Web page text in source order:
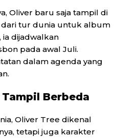
Oliver baru saja tampil di
dari tur dunia untuk album
ia dijadwalkan
pada awal Juli.
dalam agenda yang
Berbeda
Oliver Tree dikenal
tetapi juga karakter